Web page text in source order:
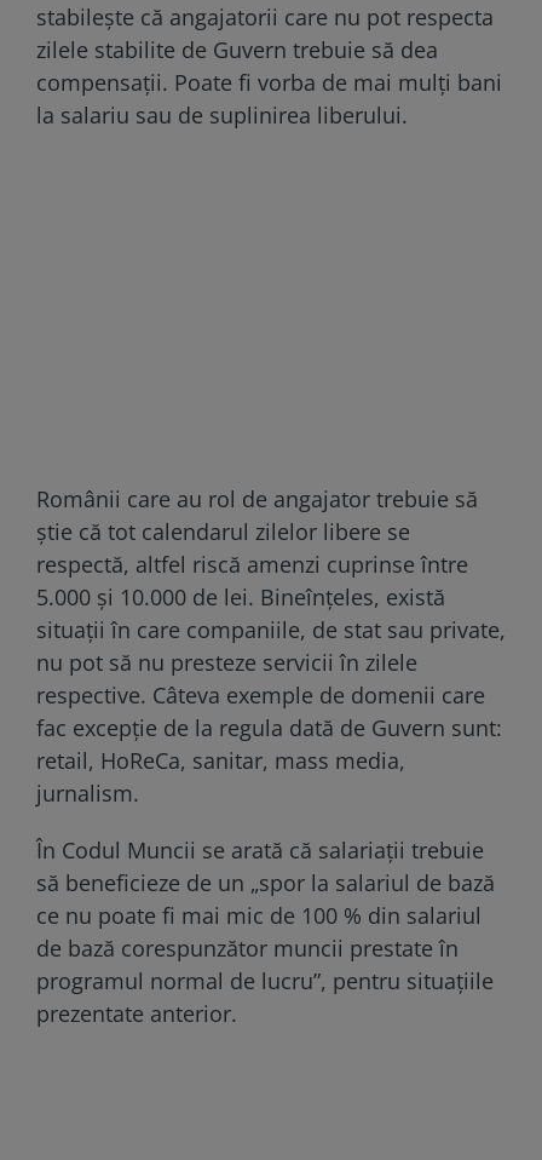
stabilește că angajatorii care nu pot respecta
zilele stabilite de Guvern trebuie să dea
compensații. Poate fi vorba de mai mulți bani
la salariu sau de suplinirea liberului.
Românii care au rol de angajator trebuie să
știe că tot calendarul zilelor libere se
respectă, altfel riscă amenzi cuprinse între
5.000 și 10.000 de lei. Bineînțeles, există
situații în care companiile, de stat sau private,
nu pot să nu presteze servicii în zilele
respective. Câteva exemple de domenii care
fac excepție de la regula dată de Guvern sunt:
retail, HoReCa, sanitar, mass media,
jurnalism.
În Codul Muncii se arată că salariații trebuie
să beneficieze de un „spor la salariul de bază
ce nu poate fi mai mic de 100 % din salariul
de bază corespunzător muncii prestate în
programul normal de lucru”, pentru situațiile
prezentate anterior.